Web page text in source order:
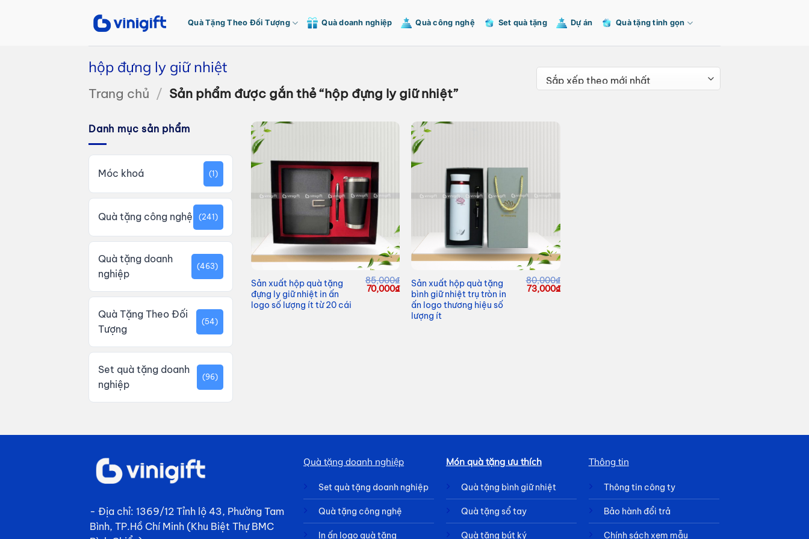
Quà Tặng Theo Đối Tượng Quà doanh nghiệp Quà công nghệ Set quà tặng Dự án Quà tặng tinh gọn
hộp đựng ly giữ nhiệt
Trang chủ / Sản phẩm được gắn thẻ “hộp đựng ly giữ nhiệt”
Danh mục sản phẩm
Móc khoá (1)
Quà tặng công nghệ (241)
Quà tặng doanh
nghiệp
(463)
Quà Tặng Theo Đối
Tượng
(54)
Set quà tặng doanh
nghiệp
(96)
Sản xuất hộp quà tặng
đựng ly giữ nhiệt in ấn
logo số lượng ít từ 20 cái
85,000₫
Giá
gốc
70,000₫Giá
hiện
70,000₫.
Sản xuất hộp quà tặng
bình giữ nhiệt trụ tròn in
ấn logo thương hiệu số
lượng ít
80,000₫
Giá
gốc
73,000₫Giá
- Địa chỉ: 1369/12 Tỉnh lộ 43, Phường Tam
Bình, TP.Hồ Chí Minh (Khu Biệt Thự BMC
Quà tặng doanh nghiệp
Set quà tặng doanh nghiệp
Quà tặng công nghệ
In ấn logo quà tặng
Món quà tặng ưu thích
Quà tặng bình giữ nhiệt
Quà tặng sổ tay
Quà tặng bút ký
Thông tin
Thông tin công ty
Bảo hành đổi trả
Chính sách xem mẫu